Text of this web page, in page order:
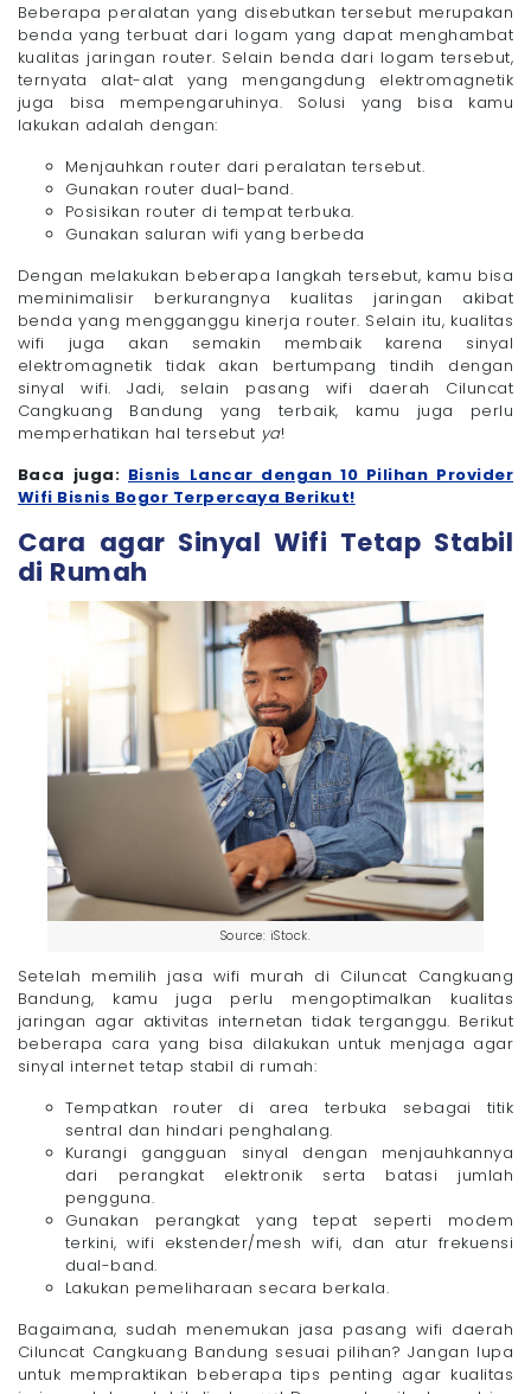
Beberapa peralatan yang disebutkan tersebut merupakan
benda yang terbuat dari logam yang dapat menghambat
kualitas jaringan router. Selain benda dari logam tersebut,
ternyata alat-alat yang mengangdung elektromagnetik
juga bisa mempengaruhinya. Solusi yang bisa kamu
lakukan adalah dengan:
Menjauhkan router dari peralatan tersebut.
Gunakan router dual-band.
Posisikan router di tempat terbuka.
Gunakan saluran wifi yang berbeda
Dengan melakukan beberapa langkah tersebut, kamu bisa
meminimalisir berkurangnya kualitas jaringan akibat
benda yang mengganggu kinerja router. Selain itu, kualitas
wifi juga akan semakin membaik karena sinyal
elektromagnetik tidak akan bertumpang tindih dengan
sinyal wifi. Jadi, selain pasang wifi daerah Ciluncat
Cangkuang Bandung yang terbaik, kamu juga perlu
memperhatikan hal tersebut ya!
Baca juga: Bisnis Lancar dengan 10 Pilihan Provider
Wifi Bisnis Bogor Terpercaya Berikut!
Cara agar Sinyal Wifi Tetap Stabil
di Rumah
Source: iStock.
Setelah memilih jasa wifi murah di Ciluncat Cangkuang
Bandung, kamu juga perlu mengoptimalkan kualitas
jaringan agar aktivitas internetan tidak terganggu. Berikut
beberapa cara yang bisa dilakukan untuk menjaga agar
sinyal internet tetap stabil di rumah:
Tempatkan router di area terbuka sebagai titik
sentral dan hindari penghalang.
Kurangi gangguan sinyal dengan menjauhkannya
dari perangkat elektronik serta batasi jumlah
pengguna.
Gunakan perangkat yang tepat seperti modem
terkini, wifi ekstender/mesh wifi, dan atur frekuensi
dual-band.
Lakukan pemeliharaan secara berkala.
Bagaimana, sudah menemukan jasa pasang wifi daerah
Ciluncat Cangkuang Bandung sesuai pilihan? Jangan lupa
untuk mempraktikan beberapa tips penting agar kualitas